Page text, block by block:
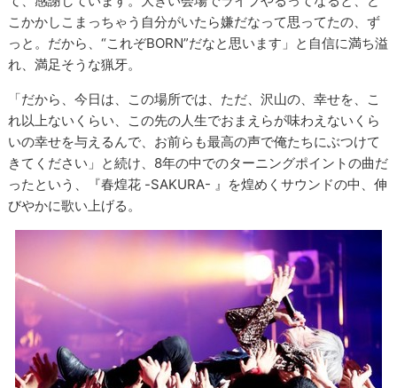
こかかしこまっちゃう自分がいたら嫌だなって思ってたの、ず
っと。だから、“これぞBORN”だなと思います」と自信に満ち溢
れ、満足そうな猟牙。
「だから、今日は、この場所では、ただ、沢山の、幸せを、こ
れ以上ないくらい、この先の人生でおまえらが味わえないくら
いの幸せを与えるんで、お前らも最高の声で俺たちにぶつけて
きてください」と続け、8年の中でのターニングポイントの曲だ
ったという、『春煌花 -SAKURA- 』を煌めくサウンドの中、伸
びやかに歌い上げる。